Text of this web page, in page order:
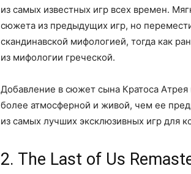
из самых известных игр всех времен.
сюжета из предыдущих игр, но
скандинавской мифологией, тогда как
из мифологии греческой.
Добавление в сюжет сына Кратоса
более атмосферной и живой, чем ее
из самых лучших эксклюзивных игр для
2. The Last of Us